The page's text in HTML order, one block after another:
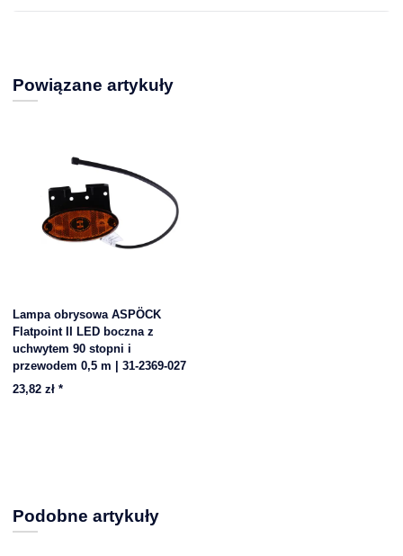
Powiązane artykuły
Lampa obrysowa ASPÖCK
Flatpoint II LED boczna z
uchwytem 90 stopni i
przewodem 0,5 m | 31-2369-027
23,82 zł *
Podobne artykuły